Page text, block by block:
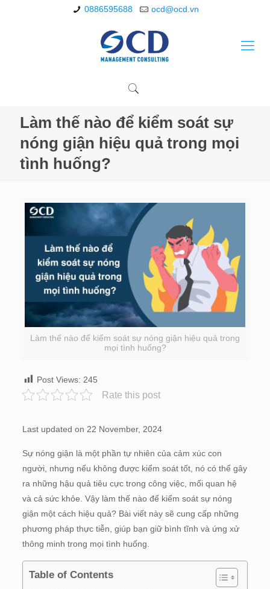
0886595688 ocd@ocd.vn
Làm thế nào để kiểm soát sự
nóng giận hiệu quả trong mọi
tình huống?
Làm thế nào để kiểm soát sự nóng giận hiệu quả trong
mọi tình huống?
Post Views: 245
Rate this post
Last updated on 22 November, 2024
Sự nóng giận là một phần tự nhiên của cảm xúc con
người, nhưng nếu không được kiểm soát tốt, nó có thể gây
ra những hậu quả tiêu cực trong công việc, mối quan hệ
và cả sức khỏe. Vậy làm thế nào để kiểm soát sự nóng
giận một cách hiệu quả? Bài viết này sẽ cung cấp những
phương pháp thực tiễn, giúp bạn giữ bình tĩnh và ứng xử
thông minh trong mọi tình huống.
Table of Contents